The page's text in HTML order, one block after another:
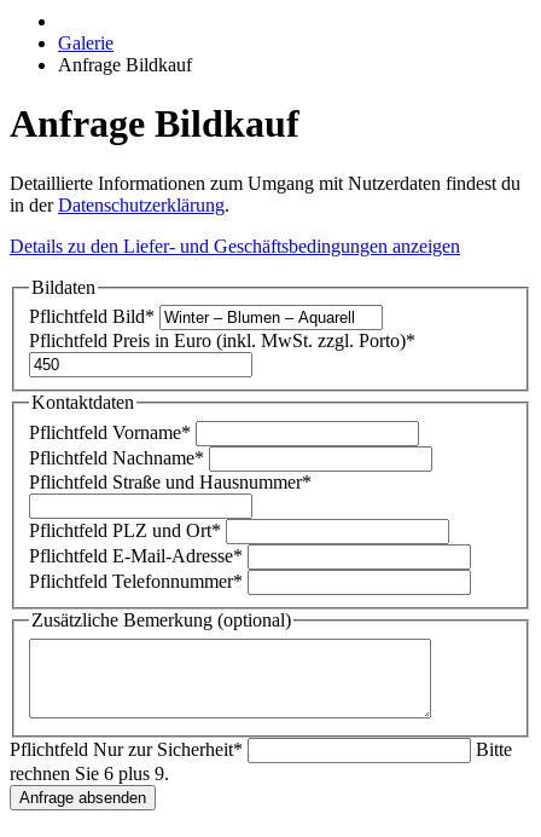
Galerie
Anfrage Bildkauf
Anfrage Bildkauf
Detaillierte Informationen zum Umgang mit Nutzerdaten findest du
in derDatenschutzerklärung.
Details zu den Liefer- und Geschäftsbedingungen anzeigen
Bildaten
Pflichtfeld Bild*
Pflichtfeld Preis in Euro (inkl. MwSt. zzgl. Porto)*
Kontaktdaten
Pflichtfeld Vorname*
Pflichtfeld Nachname*
Pflichtfeld Straße und Hausnummer*
Pflichtfeld PLZ und Ort*
Pflichtfeld E-Mail-Adresse*
Pflichtfeld Telefonnummer*
Zusätzliche Bemerkung (optional)
Pflichtfeld Nur zur Sicherheit*
Bitte
rechnen Sie 6 plus 9.
Anfrage absenden